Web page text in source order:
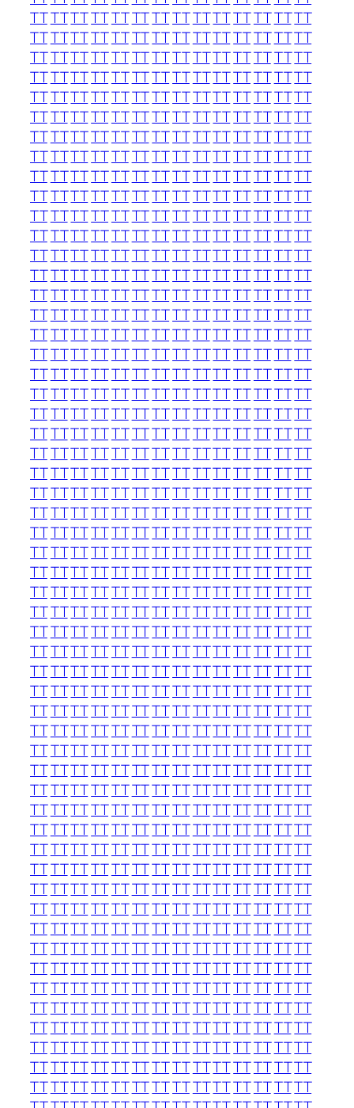
TTTTTTTTTTTTTTTTTTTTTTTTTTTT
TTTTTTTTTTTTTTTTTTTTTTTTTTTT
TTTTTTTTTTTTTTTTTTTTTTTTTTTT
TTTTTTTTTTTTTTTTTTTTTTTTTTTT
TTTTTTTTTTTTTTTTTTTTTTTTTTTT
TTTTTTTTTTTTTTTTTTTTTTTTTTTT
TTTTTTTTTTTTTTTTTTTTTTTTTTTT
TTTTTTTTTTTTTTTTTTTTTTTTTTTT
TTTTTTTTTTTTTTTTTTTTTTTTTTTT
TTTTTTTTTTTTTTTTTTTTTTTTTTTT
TTTTTTTTTTTTTTTTTTTTTTTTTTTT
TTTTTTTTTTTTTTTTTTTTTTTTTTTT
TTTTTTTTTTTTTTTTTTTTTTTTTTTT
TTTTTTTTTTTTTTTTTTTTTTTTTTTT
TTTTTTTTTTTTTTTTTTTTTTTTTTTT
TTTTTTTTTTTTTTTTTTTTTTTTTTTT
TTTTTTTTTTTTTTTTTTTTTTTTTTTT
TTTTTTTTTTTTTTTTTTTTTTTTTTTT
TTTTTTTTTTTTTTTTTTTTTTTTTTTT
TTTTTTTTTTTTTTTTTTTTTTTTTTTT
TTTTTTTTTTTTTTTTTTTTTTTTTTTT
TTTTTTTTTTTTTTTTTTTTTTTTTTTT
TTTTTTTTTTTTTTTTTTTTTTTTTTTT
TTTTTTTTTTTTTTTTTTTTTTTTTTTT
TTTTTTTTTTTTTTTTTTTTTTTTTTTT
TTTTTTTTTTTTTTTTTTTTTTTTTTTT
TTTTTTTTTTTTTTTTTTTTTTTTTTTT
TTTTTTTTTTTTTTTTTTTTTTTTTTTT
TTTTTTTTTTTTTTTTTTTTTTTTTTTT
TTTTTTTTTTTTTTTTTTTTTTTTTTTT
TTTTTTTTTTTTTTTTTTTTTTTTTTTT
TTTTTTTTTTTTTTTTTTTTTTTTTTTT
TTTTTTTTTTTTTTTTTTTTTTTTTTTT
TTTTTTTTTTTTTTTTTTTTTTTTTTTT
TTTTTTTTTTTTTTTTTTTTTTTTTTTT
TTTTTTTTTTTTTTTTTTTTTTTTTTTT
TTTTTTTTTTTTTTTTTTTTTTTTTTTT
TTTTTTTTTTTTTTTTTTTTTTTTTTTT
TTTTTTTTTTTTTTTTTTTTTTTTTTTT
TTTTTTTTTTTTTTTTTTTTTTTTTTTT
TTTTTTTTTTTTTTTTTTTTTTTTTTTT
TTTTTTTTTTTTTTTTTTTTTTTTTTTT
TTTTTTTTTTTTTTTTTTTTTTTTTTTT
TTTTTTTTTTTTTTTTTTTTTTTTTTTT
TTTTTTTTTTTTTTTTTTTTTTTTTTTT
TTTTTTTTTTTTTTTTTTTTTTTTTTTT
TTTTTTTTTTTTTTTTTTTTTTTTTTTT
TTTTTTTTTTTTTTTTTTTTTTTTTTTT
TTTTTTTTTTTTTTTTTTTTTTTTTTTT
TTTTTTTTTTTTTTTTTTTTTTTTTTTT
TTTTTTTTTTTTTTTTTTTTTTTTTTTT
TTTTTTTTTTTTTTTTTTTTTTTTTTTT
TTTTTTTTTTTTTTTTTTTTTTTTTTTT
TTTTTTTTTTTTTTTTTTTTTTTTTTTT
TTTTTTTTTTTTTTTTTTTTTTTTTTTT